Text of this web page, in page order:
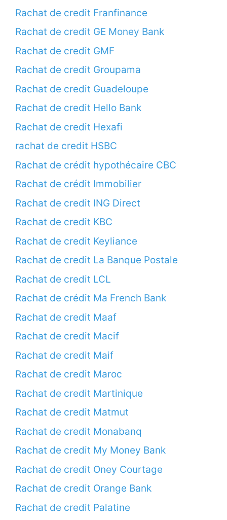
Rachat de credit Franfinance
Rachat de credit GE Money Bank
Rachat de credit GMF
Rachat de credit Groupama
Rachat de credit Guadeloupe
Rachat de credit Hello Bank
Rachat de credit Hexafi
rachat de credit HSBC
Rachat de crédit hypothécaire CBC
Rachat de crédit Immobilier
Rachat de credit ING Direct
Rachat de credit KBC
Rachat de credit Keyliance
Rachat de credit La Banque Postale
Rachat de credit LCL
Rachat de crédit Ma French Bank
Rachat de credit Maaf
Rachat de credit Macif
Rachat de credit Maif
Rachat de credit Maroc
Rachat de credit Martinique
Rachat de credit Matmut
Rachat de credit Monabanq
Rachat de credit My Money Bank
Rachat de credit Oney Courtage
Rachat de credit Orange Bank
Rachat de credit Palatine